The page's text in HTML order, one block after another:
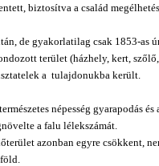
biztosítva a család
de gyakorlatilag csak 1853-as
terület (házhely, kert,
a tulajdonukba került.
népesség gyarapodás
a falu lélekszámát.
azonban egyre csökkent,